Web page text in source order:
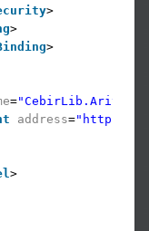
>
>
>
=
address="http://
>